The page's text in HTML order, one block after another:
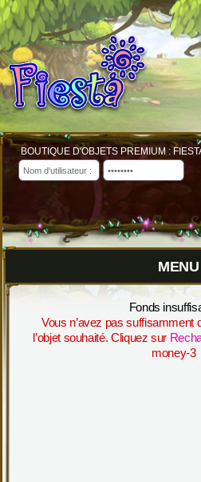
BOUTIQUE D'OBJETS PREMIUM :
MENU
Fonds
Vous n’avez pas suffisamment
l’objet souhaité. Cliquez sur
money-3